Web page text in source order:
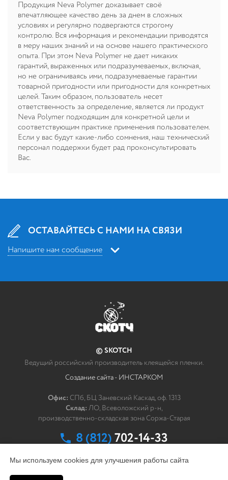
Продукция Neva Polymer доказывает своё
впечатляющее качество день за днем в сложных
условиях и регулярно подвергаются строгому
контролю. Вся информация и рекомендации приводятся
в меру наших знаний и на основе нашего практического
опыта. При этом Neva Polymer не дает никаких
гарантий, выраженных или подразумеваемых, включая,
но не ограничиваясь ими, подразумеваемые гарантии
товарной пригодности или пригодности для конкретных
целей. Таким образом, пользователь несет
ответственность за определение, является ли продукт
Neva Polymer подходящим для конкретной цели и
соответствующим практике применения пользователем.
Если у вас будут какие-либо сомнения, наш технический
персонал поддержки будет рад проконсультировать
Вас.
ОСТАВАЙТЕСЬ С НАМИ НА СВЯЗИ
Напишите нам сообщение
*
Как мы можем связаться с Вами?
Компания
© SKOTCH
Ведущий российский производитель клеящейся пленки.
Создание сайта - ИНСТАРКОМ
Офис: СПб, БЦ Заневский Каскад, оф. 1313
Склад: ЛО, Всеволожский р-н,
производственно-складская зона Соржа-Старая
8 (812) 702-14-33
Мы используем cookies для улучшения работы сайта